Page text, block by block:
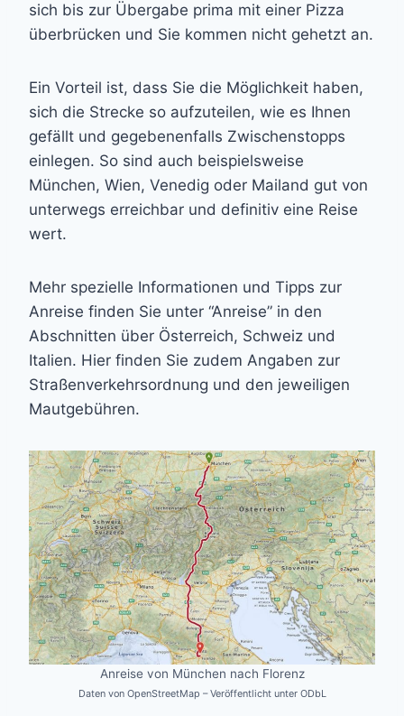
sich bis zur Übergabe prima mit einer Pizza
überbrücken und Sie kommen nicht gehetzt an.
Ein Vorteil ist, dass Sie die Möglichkeit haben,
sich die Strecke so aufzuteilen, wie es Ihnen
gefällt und gegebenenfalls Zwischenstopps
einlegen. So sind auch beispielsweise
München, Wien, Venedig oder Mailand gut von
unterwegs erreichbar und definitiv eine Reise
wert.
Mehr spezielle Informationen und Tipps zur
Anreise finden Sie unter “Anreise” in den
Abschnitten über Österreich, Schweiz und
Italien. Hier finden Sie zudem Angaben zur
Straßenverkehrsordnung und den jeweiligen
Mautgebühren.
Anreise von München nach Florenz
Daten von OpenStreetMap – Veröffentlicht unter ODbL